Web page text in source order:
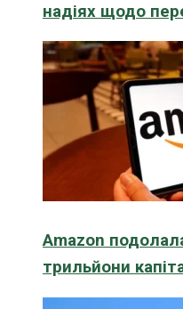
надіях щодо
Amazon
трильйони